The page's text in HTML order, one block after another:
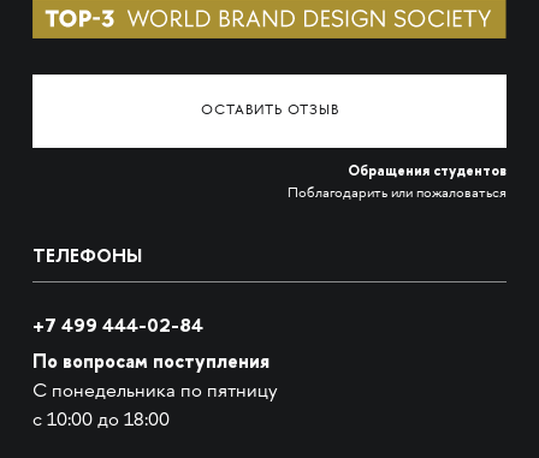
ОСТАВИТЬ ОТЗЫВ
Обращения студентов
Поблагодарить или пожаловаться
ТЕЛЕФОНЫ
+7 499 444-02-84
По вопросам поступления
С понедельника по пятницу
с 10:00 до 18:00